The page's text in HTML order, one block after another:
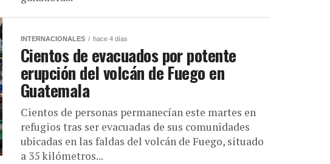
INTERNACIONALES hace 4 días
Cientos de evacuados por potente
erupción del volcán de Fuego en
Guatemala
Cientos de personas permanecían este martes en
refugios tras ser evacuadas de sus comunidades
ubicadas en las faldas del volcán de Fuego, situado
a 35 kilómetros...